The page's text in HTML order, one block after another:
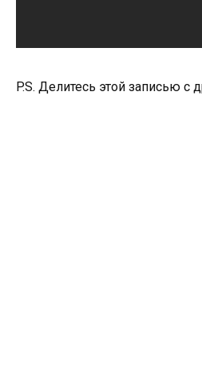
P.S. Делитесь этой записью с